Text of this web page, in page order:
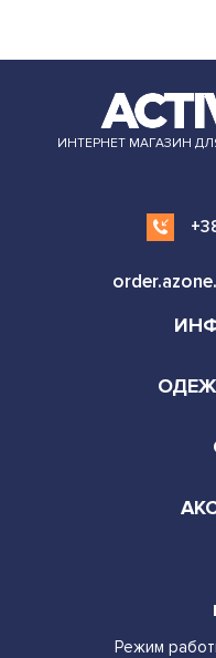
ИНТЕРНЕТ МАГАЗИН
Режим